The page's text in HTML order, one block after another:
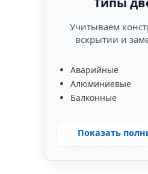
Учитываем
вскрытии и
Аварийные
Алюминиевые
Балконные
Показать